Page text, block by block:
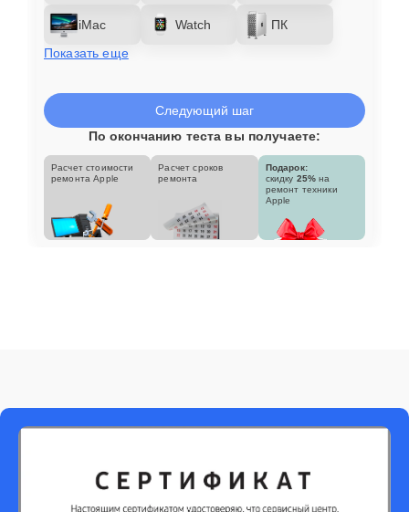
iMac Watch
ПК
Показать еще
Следующий шаг
По окончанию теста вы получаете:
Расчет стоимости
ремонта Apple
Расчет сроков
ремонта
Подарок:
скидку 25% на
ремонт техники
Apple